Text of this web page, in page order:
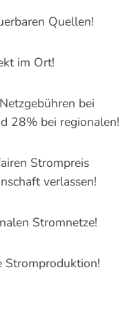
Quellen!
im Ort!
bei
28% bei regionalen!
Strompreis
verlassen!
Stromnetze!
Stromproduktion!